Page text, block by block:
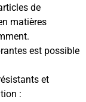
de
matières
est possible
et
: